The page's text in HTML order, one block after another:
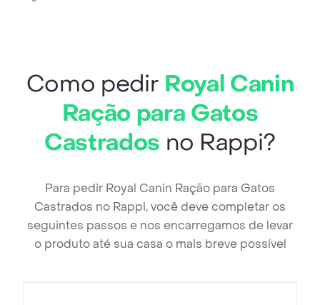
Como pedir Royal Canin
Ração para Gatos
Castrados no Rappi?
Para pedir Royal Canin Ração para Gatos
Castrados no Rappi, você deve completar os
seguintes passos e nos encarregamos de levar
o produto até sua casa o mais breve possível